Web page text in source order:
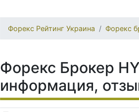
Форекс Рейтинг Украина Форекс
Форекс Брокер
информация,